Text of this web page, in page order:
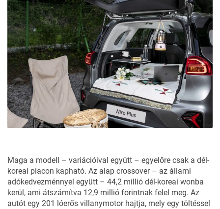
Maga a modell – variációival együtt – egyelőre csak a dél-
koreai piacon kapható. Az alap crossover – az állami
adókedvezménnyel együtt – 44,2 millió dél-koreai wonba
kerül, ami átszámítva 12,9 millió forintnak felel meg. Az
autót egy 201 lóerős villanymotor hajtja, mely egy töltéssel